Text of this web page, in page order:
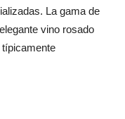
La gama de
vino rosado
típicamente